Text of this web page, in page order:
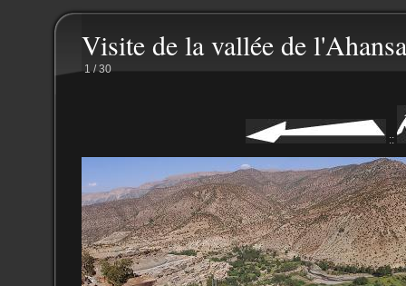
Visite de la vallée de
1 / 30
::